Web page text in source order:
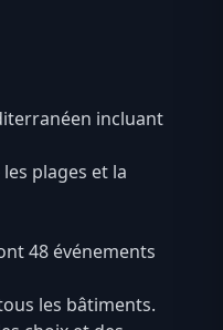
incluant
plages et la
48 événements
les bâtiments.